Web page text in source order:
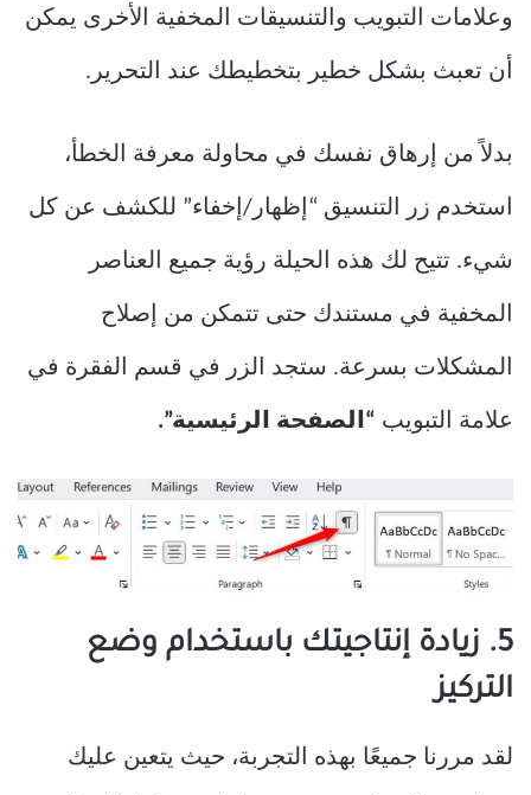
وعلامات التبويب والتنسيقات المخفية الأخرى يمكن
أن تعبث بشكل خطير بتخطيطك عند التحرير.
بدلاً من إرهاق نفسك في محاولة معرفة الخطأ،
استخدم زر التنسيق “إظهار/إخفاء” للكشف عن كل
شيء. تتيح لك هذه الحيلة رؤية جميع العناصر
المخفية في مستندك حتى تتمكن من إصلاح
المشكلات بسرعة. ستجد الزر في قسم الفقرة في
علامة التبويب “الصفحة الرئيسية”.
5. زيادة إنتاجيتك باستخدام وضع
التركيز
لقد مررنا جميعًا بهذه التجربة، حيث يتعين عليك